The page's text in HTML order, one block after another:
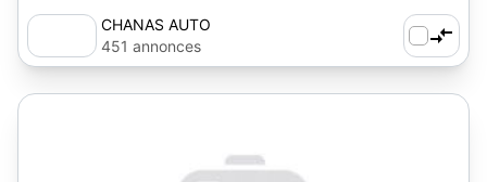
CHANAS AUTO
451 annonces